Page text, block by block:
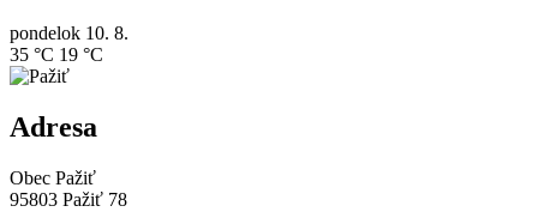
pondelok 10. 8.
35 °C 19 °C
Adresa
Obec Pažiť
95803 Pažiť 78